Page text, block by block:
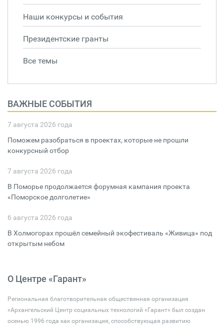
Наши конкурсы и события
Президентские гранты
Все темы
ВАЖНЫЕ СОБЫТИЯ
7 августа 2026 года
Поможем разобраться в проектах, которые не прошли
конкурсный отбор
7 августа 2026 года
В Поморье продолжается форумная кампания проекта
«Поморское долголетие»
6 августа 2026 года
В Холмогорах прошёл семейный экофестиваль «Живица» под
открытым небом
О Центре «Гарант»
Региональная благотворительная общественная организация
«Архангельский Центр социальных технологий «Гарант» был создан
осенью 1996 года как организация, способствующая развитию